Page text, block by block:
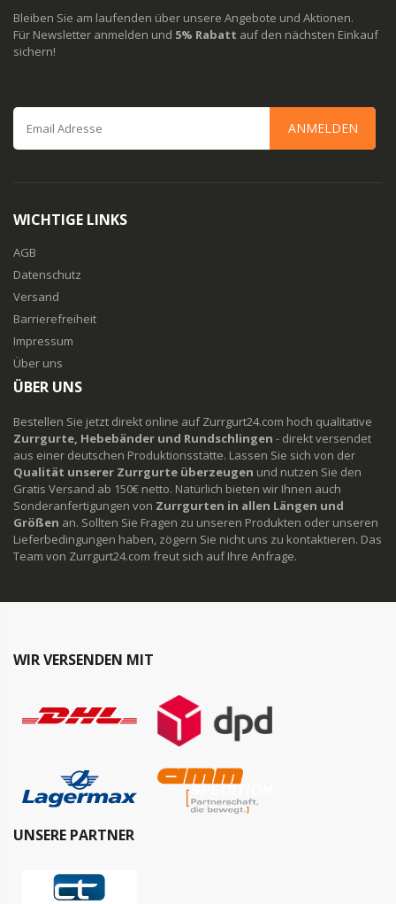
Bleiben Sie am laufenden über unsere Angebote und Aktionen.
Für Newsletter anmelden und 5% Rabatt auf den nächsten Einkauf
sichern!
ANMELDEN
WICHTIGE LINKS
AGB
Datenschutz
Versand
Barrierefreiheit
Impressum
Über uns
ÜBER UNS
Bestellen Sie jetzt direkt online auf Zurrgurt24.com hoch qualitative
Zurrgurte, Hebebänder und Rundschlingen - direkt versendet
aus einer deutschen Produktionsstätte. Lassen Sie sich von der
Qualität unserer Zurrgurte überzeugen und nutzen Sie den
Gratis Versand ab 150€ netto. Natürlich bieten wir Ihnen auch
Sonderanfertigungen von Zurrgurten in allen Längen und
Größen an. Sollten Sie Fragen zu unseren Produkten oder unseren
Lieferbedingungen haben, zögern Sie nicht uns zu kontaktieren. Das
Team von Zurrgurt24.com freut sich auf Ihre Anfrage.
WIR VERSENDEN MIT
UNSERE PARTNER